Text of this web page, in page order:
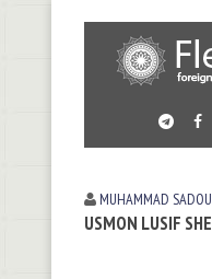
MUHAMMAD
USMON LUSIF